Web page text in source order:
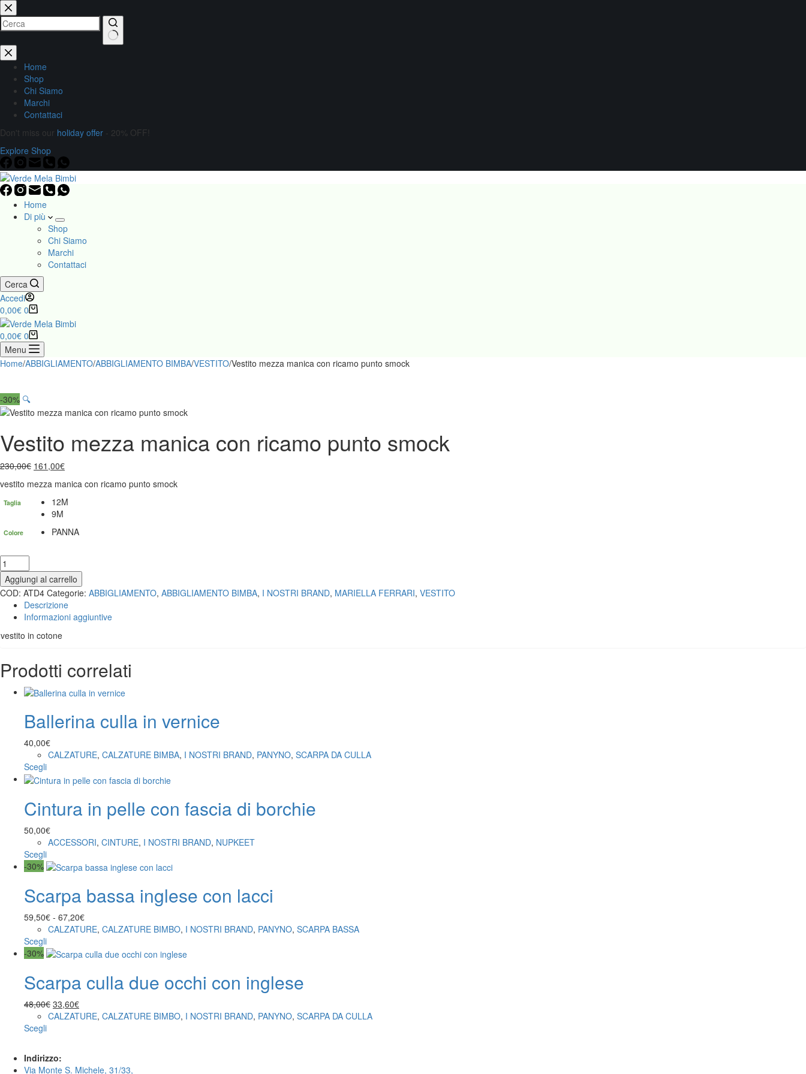
Home
Shop
Chi Siamo
Marchi
Contattaci
Don't miss our holiday offer - 20% OFF!
Explore Shop
Home
Di più
Shop
Chi Siamo
Marchi
Contattaci
Cerca
Accedi
0,00€ 0
0,00€ 0
Menu
Home/ABBIGLIAMENTO/ABBIGLIAMENTO BIMBA/VESTITO/Vestito mezza manica con ricamo punto smock
-30% 🔍
Vestito mezza manica con ricamo punto smock
230,00€ 161,00€
vestito mezza manica con ricamo punto smock
Taglia
12M
9M
Colore PANNA
Aggiungi al carrello
COD: ATD4 Categorie: ABBIGLIAMENTO, ABBIGLIAMENTO BIMBA, I NOSTRI BRAND, MARIELLA FERRARI, VESTITO
Descrizione
Informazioni aggiuntive
vestito in cotone
Prodotti correlati
Ballerina culla in vernice
40,00€
CALZATURE, CALZATURE BIMBA, I NOSTRI BRAND, PANYNO, SCARPA DA CULLA
Scegli
Cintura in pelle con fascia di borchie
50,00€
ACCESSORI, CINTURE, I NOSTRI BRAND, NUPKEET
Scegli
-30%
Scarpa bassa inglese con lacci
59,50€ - 67,20€
CALZATURE, CALZATURE BIMBO, I NOSTRI BRAND, PANYNO, SCARPA BASSA
Scegli
-30%
Scarpa culla due occhi con inglese
48,00€ 33,60€
CALZATURE, CALZATURE BIMBO, I NOSTRI BRAND, PANYNO, SCARPA DA CULLA
Scegli
Indirizzo:
Via Monte S. Michele, 31/33,